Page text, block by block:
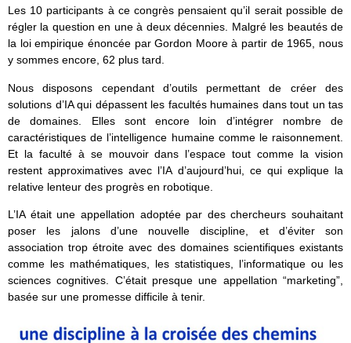
Les 10 participants à ce congrès pensaient qu’il serait possible de
régler la question en une à deux décennies. Malgré les beautés de
la loi empirique énoncée par Gordon Moore à partir de 1965, nous
y sommes encore, 62 plus tard.
Nous disposons cependant d’outils permettant de créer des
solutions d’IA qui dépassent les facultés humaines dans tout un tas
de domaines. Elles sont encore loin d’intégrer nombre de
caractéristiques de l’intelligence humaine comme le raisonnement.
Et la faculté à se mouvoir dans l’espace tout comme la vision
restent approximatives avec l’IA d’aujourd’hui, ce qui explique la
relative lenteur des progrès en robotique.
L’IA était une appellation adoptée par des chercheurs souhaitant
poser les jalons d’une nouvelle discipline, et d’éviter son
association trop étroite avec des domaines scientifiques existants
comme les mathématiques, les statistiques, l’informatique ou les
sciences cognitives. C’était presque une appellation “marketing”,
basée sur une promesse difficile à tenir.